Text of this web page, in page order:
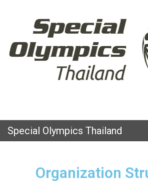
Special Olympics Thailand
Organization